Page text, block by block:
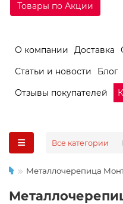
Товары по Акции
О компании Доставка
Статьи и новости
Блог
Отзывы покупателей
Все категории
Металлочерепица